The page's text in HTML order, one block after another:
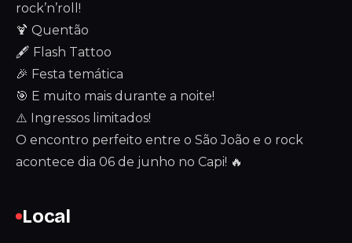
rock’n’roll!
🍹 Quentão
🖋️ Flash Tattoo
🎉 Festa temática
🎯 E muito mais durante a noite!
⚠️ Ingressos limitados!
O encontro perfeito entre o São João e o rock
acontece dia 06 de junho no Capi! 🔥
Local